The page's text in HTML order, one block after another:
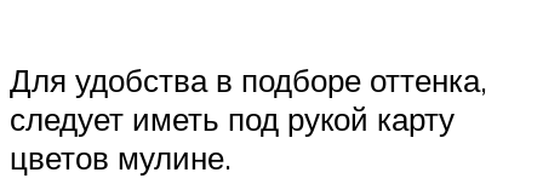
Для удобства в подборе оттенка,
следует иметь под рукой карту
цветов мулине.